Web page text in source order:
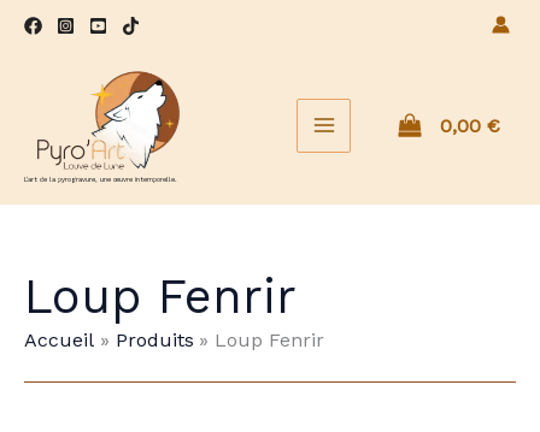
Aller
L'art de la pyrogravure, une œuvre intemporelle.
0,00 €
Loup Fenrir
Accueil Produits Loup Fenrir